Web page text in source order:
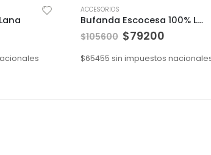
ACCESORIOS
Bufanda Escocesa 100% Lana
$105600 $79200
$65455 sin impuestos